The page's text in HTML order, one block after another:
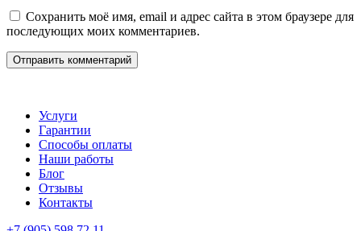
Сохранить моё имя, email и адрес сайта в этом браузере для
последующих моих комментариев.
Услуги
Гарантии
Способы оплаты
Наши работы
Блог
Отзывы
Контакты